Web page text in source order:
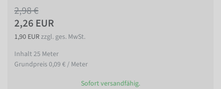
2,98 €
2,26 EUR
1,90 EURzzgl. ges. MwSt.
Inhalt25 Meter
Grundpreis0,09 € / Meter
Sofort versandfähig.